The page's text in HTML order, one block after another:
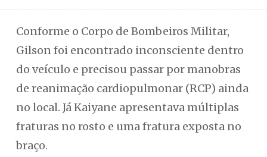
Conforme o Corpo de Bombeiros Militar,
Gilson foi encontrado inconsciente dentro
do veículo e precisou passar por manobras
de reanimação cardiopulmonar (RCP) ainda
no local. Já Kaiyane apresentava múltiplas
fraturas no rosto e uma fratura exposta no
braço.